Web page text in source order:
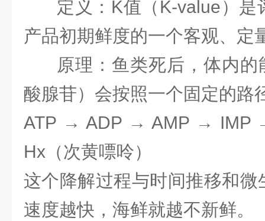
定义： K值（K-value）是
产品初期鲜度的一个客观、定
原理： 鱼类死后，体内的
酸腺苷）会按照一个固定的路
ATP → ADP → AMP → IMP
Hx（次黄嘌呤）
这个降解过程与时间推移和
速度越快，海鲜就越不新鲜。